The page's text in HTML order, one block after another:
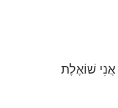
שׁוֹאֶלֶת